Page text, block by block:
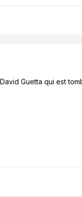
Guetta qui est